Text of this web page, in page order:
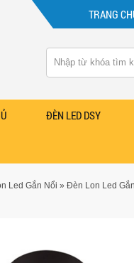
TRANG
ĐÈN LED DSY
Led Gắn Nổi » Đèn Lon Led